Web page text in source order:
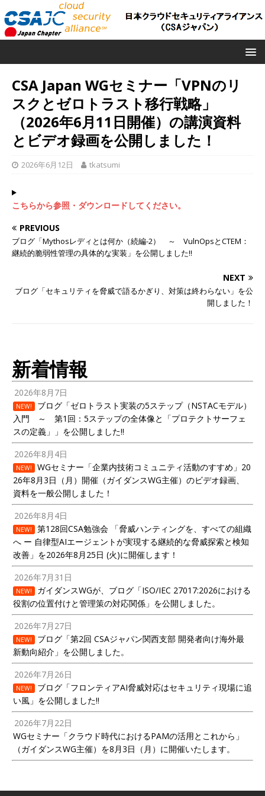
CSA Japan WGセミナー「VPNのリ
スクとゼロトラスト移行戦略」
（2026年6月11日開催）の講演資料
とビデオ録画を公開しました！
2026年6月12日 tkatsumi
こちらから参照・ダウンロードしてください。
PREVIOUS
ブログ「Mythosレディとは何か（続編-2） ～ VulnOpsとCTEM：
継続的脆弱性管理の具体的な実装」を公開しました!!
NEXT
ブログ「セキュリティを脅威で語るかぎり、対策は終わらない」を公
開しました！
新着情報
2026年8月7日
NEW!
ブログ「ゼロトラスト実装の5ステップ（NSTACモデル）
入門 ～ 第1回：5ステップの全体像と「プロテクトサーフェ
スの定義」」を公開しました!!
2026年8月4日
NEW!
WGセミナー「企業内技術コミュニティ活動のすすめ」20
26年8月3日（月）開催（ガイダンスWG主催）のビデオ録画、
資料を一般公開しました！
2026年8月4日
NEW!
第128回CSA勉強会 「脅威ハンティングを、すべての組織
へ ー 自律型AIエージェントが実現する継続的な脅威探索と検知
改善」を2026年8月25日 (火)に開催します！
2026年7月31日
NEW!
ガイダンスWGが、ブログ「ISO/IEC 27017:2026における
役割の位置付けと管理策の対応関係」を公開しました。
2026年7月27日
NEW!
ブログ「第2回 CSAジャパン関西支部 開発者向け海外最
新動向紹介」を公開しました。
2026年7月26日
NEW!
ブログ「フロンティアAI脅威対応はセキュリティ現場に追
い風」を公開しました!!
2026年7月22日
WGセミナー「クラウド時代におけるPAMの活用とこれから」
（ガイダンスWG主催）を8月3日（月）に開催いたします。